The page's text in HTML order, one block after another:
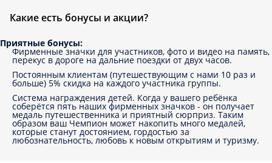
Какие есть бонусы и акции?
Приятные бонусы:
Фирменные значки для участников, фото и видео на память,
перекус в дороге на дальние поездки от двух часов.
Постоянным клиентам (путешествующим с нами 10 раз и
больше) 5% скидка на каждого участника группы.
Система награждения детей. Когда у вашего ребёнка
соберётся пять наших фирменных значков - он получает
медаль путешественника и приятный сюрприз. Таким
образом ваш Чемпион может накопить много медалей,
которые станут достоянием, гордостью за
любознательность, любовь к новым открытиям и туризму.